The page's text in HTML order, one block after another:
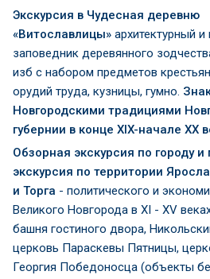
Экскурсия в Чудесная деревню
«Витославлицы» архитектурный
заповедник деревянного
изб с набором предметов
орудий труда, кузницы, гумно.
Новгородскими традициями
губернии в конце XIX-начале XX
Обзорная экскурсия по городу
экскурсия по территории
и Торга - политического и
Великого Новгорода в XI - XV
башня гостиного двора,
церковь Параскевы Пятницы,
Георгия Победоносца (объекты